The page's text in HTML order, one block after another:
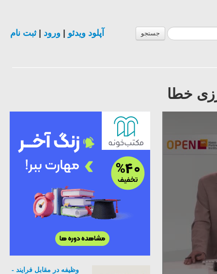
جستجو آپلود ویدئو ورود |ثبت نام
خطا
وظیفه در مقابل فرایند -